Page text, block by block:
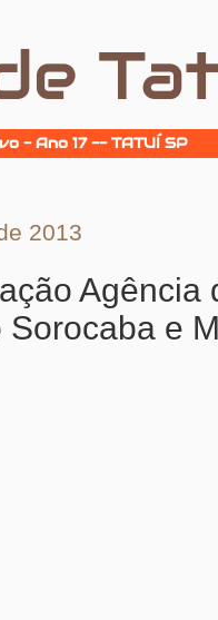
- Ano 17 -- TATUÍ SP
2013
Agência
e